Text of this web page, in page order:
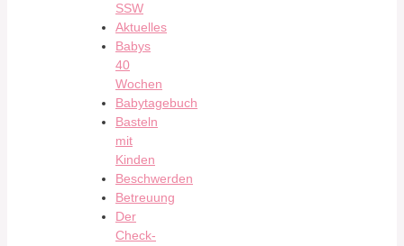
SSW
Aktuelles
Babys
40
Wochen
Babytagebuch
Basteln
mit
Kinden
Beschwerden
Betreuung
Der
Check-